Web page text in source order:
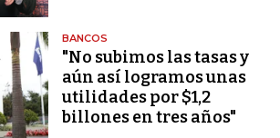
BANCOS
"No subimos las tasas y
aún así logramos unas
utilidades por $1,2
billones en tres años"